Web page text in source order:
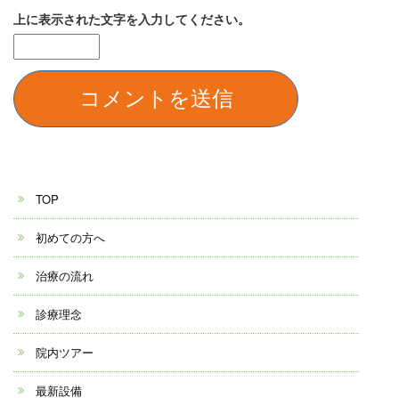
上に表示された文字を入力してください。
TOP
初めての方へ
治療の流れ
診療理念
院内ツアー
最新設備